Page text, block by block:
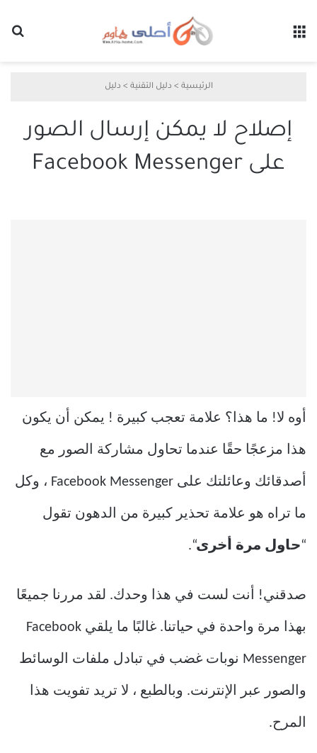
الرئيسية > دليل التقنية > دليل
إصلاح لا يمكن إرسال الصور
على Facebook Messenger
أوه لا! ما هذا؟ علامة تعجب كبيرة ! يمكن أن يكون
هذا مزعجًا حقًا عندما تحاول مشاركة الصور مع
أصدقائك وعائلتك على Facebook Messenger ، وكل
ما تراه هو علامة تحذير كبيرة من الدهون تقول
“حاول مرة أخرى“.
صدقني! أنت لست في هذا وحدك. لقد مررنا جميعًا
بهذا مرة واحدة في حياتنا. غالبًا ما يلقي Facebook
Messenger نوبات غضب في تبادل ملفات الوسائط
والصور عبر الإنترنت. وبالطبع ، لا تريد تفويت هذا
المرح.